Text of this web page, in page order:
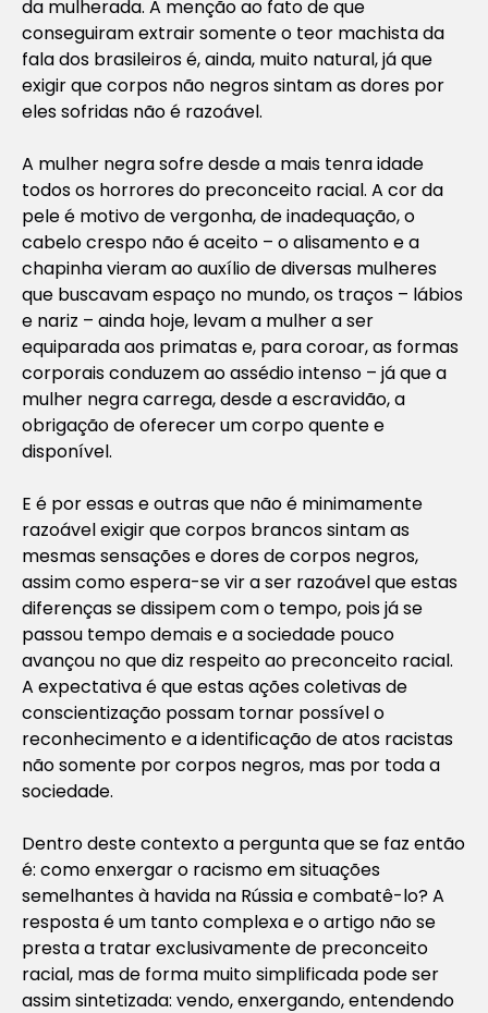
da mulherada. A menção ao fato de que
conseguiram extrair somente o teor machista da
fala dos brasileiros é, ainda, muito natural, já que
exigir que corpos não negros sintam as dores por
eles sofridas não é razoável.
A mulher negra sofre desde a mais tenra idade
todos os horrores do preconceito racial. A cor da
pele é motivo de vergonha, de inadequação, o
cabelo crespo não é aceito – o alisamento e a
chapinha vieram ao auxílio de diversas mulheres
que buscavam espaço no mundo, os traços – lábios
e nariz – ainda hoje, levam a mulher a ser
equiparada aos primatas e, para coroar, as formas
corporais conduzem ao assédio intenso – já que a
mulher negra carrega, desde a escravidão, a
obrigação de oferecer um corpo quente e
disponível.
E é por essas e outras que não é minimamente
razoável exigir que corpos brancos sintam as
mesmas sensações e dores de corpos negros,
assim como espera-se vir a ser razoável que estas
diferenças se dissipem com o tempo, pois já se
passou tempo demais e a sociedade pouco
avançou no que diz respeito ao preconceito racial.
A expectativa é que estas ações coletivas de
conscientização possam tornar possível o
reconhecimento e a identificação de atos racistas
não somente por corpos negros, mas por toda a
sociedade.
Dentro deste contexto a pergunta que se faz então
é: como enxergar o racismo em situações
semelhantes à havida na Rússia e combatê-lo? A
resposta é um tanto complexa e o artigo não se
presta a tratar exclusivamente de preconceito
racial, mas de forma muito simplificada pode ser
assim sintetizada: vendo, enxergando, entendendo